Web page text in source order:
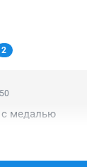
2
с медалью